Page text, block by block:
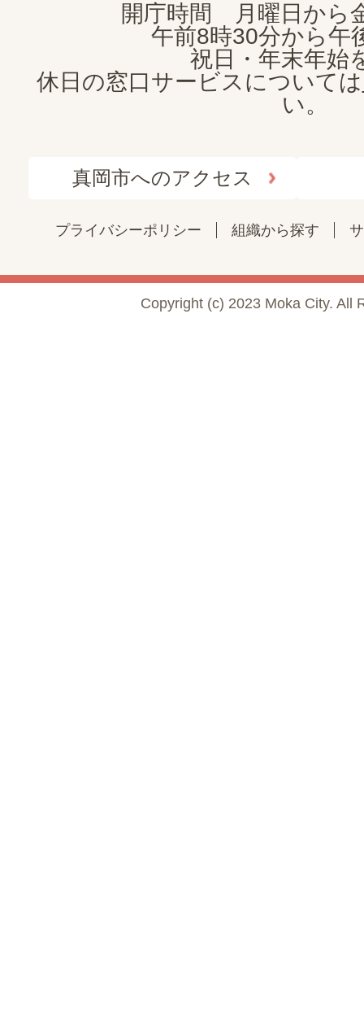
開庁時間 月曜日から
午前8時30分から午
祝日・年末年始
休日の窓口サービスについては
い。
真岡市へのアクセス
プライバシーポリシー 組織から探す
Copyright (c) 2023 Moka City. All